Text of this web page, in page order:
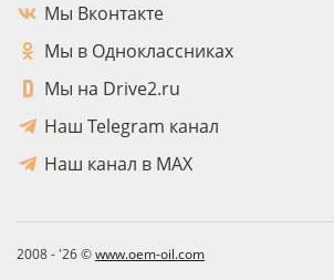
Мы Вконтакте
Мы в Одноклассниках
Мы на Drive2.ru
Наш Telegram канал
Наш канал в MAX
2008 - '26 ©www.oem-oil.com